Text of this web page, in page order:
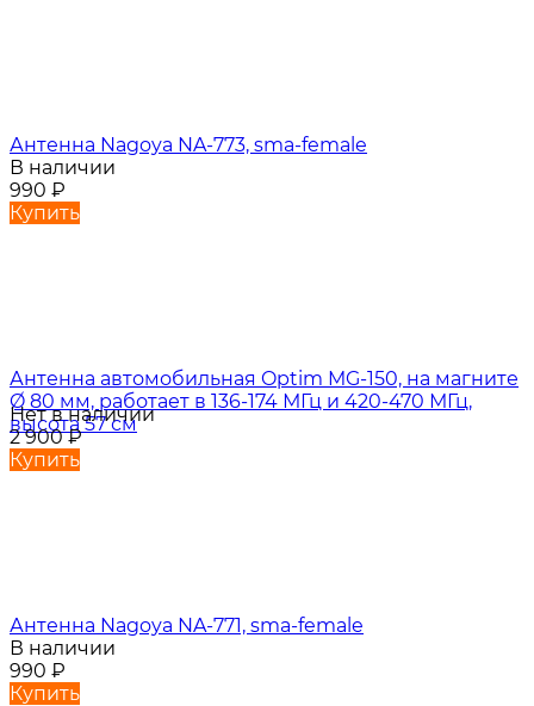
Антенна Nagoya NA-773, sma-female
В наличии
990 ₽
Купить
Антенна автомобильная Optim MG-150, на магните
Ø 80 мм, работает в 136-174 МГц и 420-470 МГц,
высота 57 см
Нет в наличии
2 900₽
Купить
Антенна Nagoya NA-771, sma-female
В наличии
990 ₽
Купить